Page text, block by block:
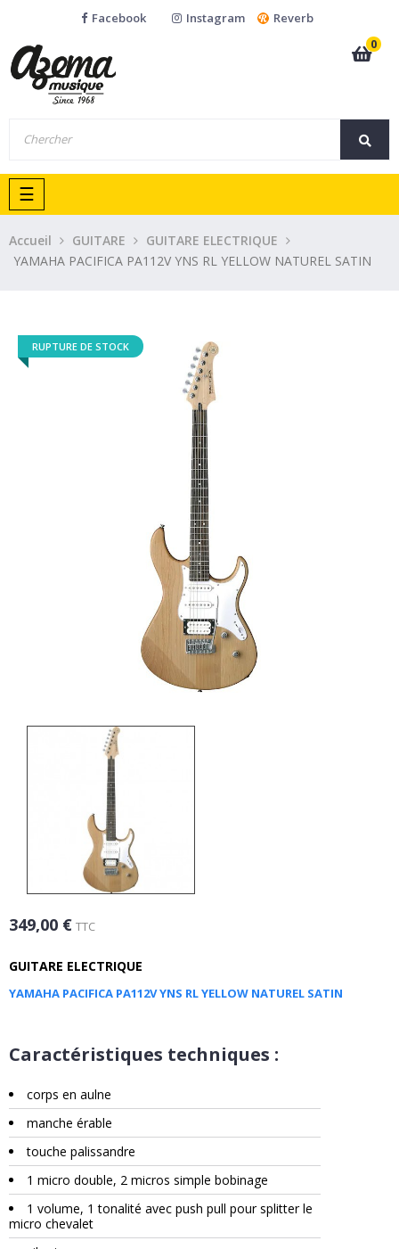
Facebook Instagram
Reverb
0
Basculer
la
navigation
☰
Accueil GUITARE
GUITARE ELECTRIQUE
YAMAHA PACIFICA PA112V YNS RL YELLOW NATUREL SATIN
RUPTURE DE STOCK
349,00 € TTC
GUITARE ELECTRIQUE
YAMAHA PACIFICA PA112V YNS RL YELLOW NATUREL SATIN
Caractéristiques techniques :
corps en aulne
manche érable
touche palissandre
1 micro double, 2 micros simple bobinage
1 volume, 1 tonalité avec push pull pour splitter le
micro chevalet